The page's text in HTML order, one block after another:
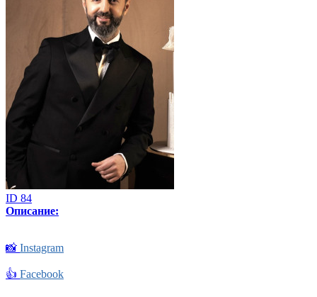
ID 84
Описание:
📸 Instagram
👍 Facebook